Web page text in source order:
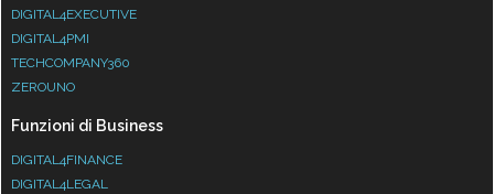
DIGITAL4EXECUTIVE
DIGITAL4PMI
TECHCOMPANY360
ZEROUNO
Funzioni di Business
DIGITAL4FINANCE
DIGITAL4LEGAL